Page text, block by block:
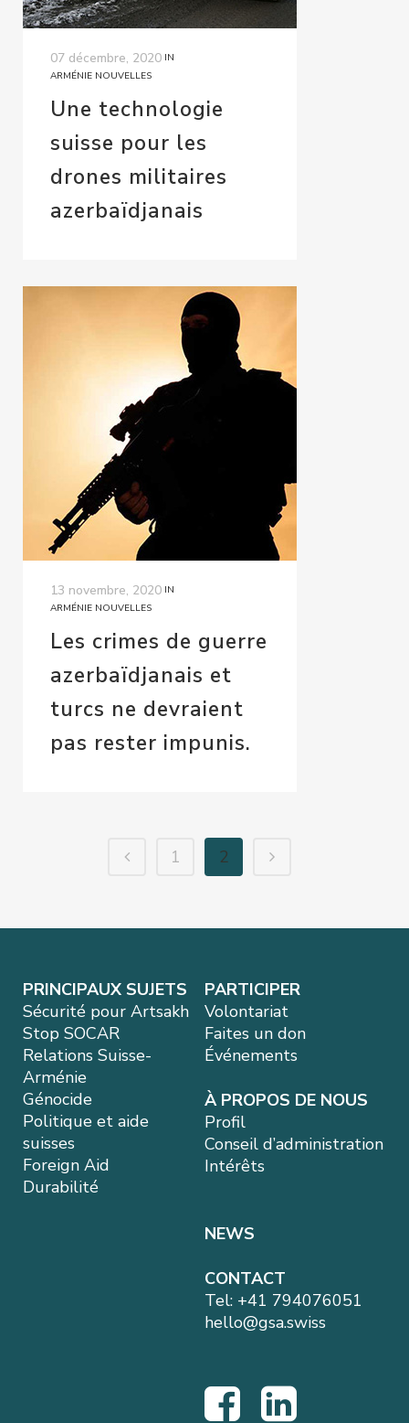
07 décembre, 2020 IN
ARMÉNIE NOUVELLES
Une technologie
suisse pour les
drones militaires
azerbaïdjanais
13 novembre, 2020 IN
ARMÉNIE NOUVELLES
Les crimes de guerre
azerbaïdjanais et
turcs ne devraient
pas rester impunis.
1 2
PRINCIPAUX SUJETS
Sécurité pour Artsakh
Stop SOCAR
Relations Suisse-
Arménie
Génocide
Politique et aide
suisses
Foreign Aid
Durabilité
PARTICIPER
Volontariat
Faites un don
Événements
À PROPOS DE NOUS
Profil
Conseil d’administration
Intérêts
NEWS
CONTACT
Tel: +41 794076051
hello@gsa.swiss